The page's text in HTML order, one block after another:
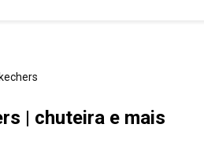
| chuteira e mais